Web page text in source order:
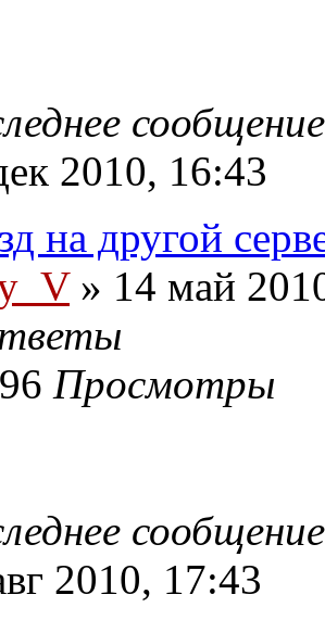
2010, 16:43
на другой
» 14 май
Просмотры
2010, 17:43